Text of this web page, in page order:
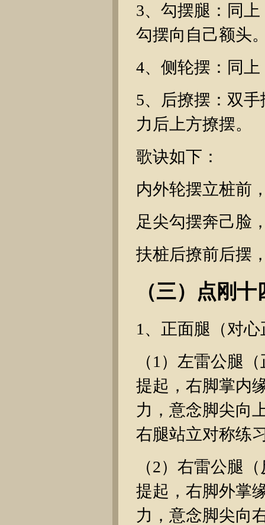
3、勾摆腿：同
勾摆向自己额头
4、侧轮摆：同
5、后撩摆：双
力后上方撩摆。
歌诀如下：
内外轮摆立桩前
足尖勾摆奔己脸
扶桩后撩前后摆
（三）点刚十
1、正面腿（对
（1）左雷公腿
提起，右脚掌内
力，意念脚尖向
右腿站立对称练
（2）右雷公腿
提起，右脚外掌
力，意念脚尖向